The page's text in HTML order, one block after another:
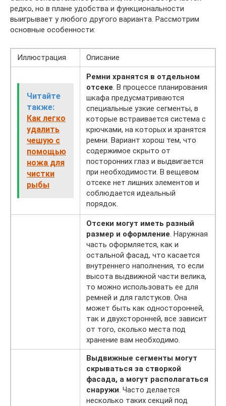
редко, но в плане удобства и функциональности
выигрывает у любого другого варианта. Рассмотрим
основные особенности:
Иллюстрация Описание
Читайте
также:
Как легко
удалить
чешую с
помощью
ножа для
чистки
рыбы
Ремни хранятся в отдельном
отсеке. В процессе планирования
шкафа предусматриваются
специальные узкие сегменты, в
которые встраивается система с
крючками, на которых и хранятся
ремни. Вариант хорош тем, что
содержимое скрыто от
посторонних глаз и выдвигается
при необходимости. В вещевом
отсеке нет лишних элементов и
соблюдается идеальный
порядок.
Отсеки могут иметь разный
размер и оформление. Наружная
часть оформляется, как и
остальной фасад, что касается
внутреннего наполнения, то если
высота выдвижной части велика,
то можно использовать ее для
ремней и для галстуков. Она
может быть как односторонней,
так и двухсторонней, все зависит
от того, сколько места под
хранение вам необходимо.
Выдвижные сегменты могут
скрываться за створкой
фасада, а могут располагаться
снаружи. Часто делается
несколько таких секций под